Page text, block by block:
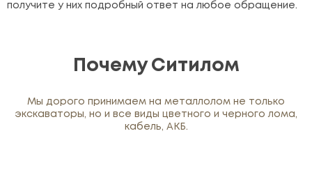
получите у них подробный ответ на любое обращение.
Почему Ситилом
Мы дорого принимаем на металлолом не только
экскаваторы, но и все виды цветного и черного лома,
кабель, АКБ.